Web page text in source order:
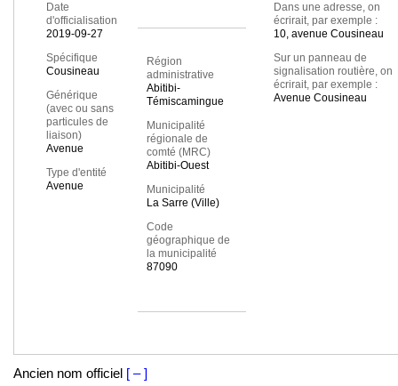
Date
d'officialisation
2019-09-27
Spécifique
Cousineau
Générique
(avec ou sans
particules de
liaison)
Avenue
Type d'entité
Avenue
Région
administrative
Abitibi-
Témiscamingue
Municipalité
régionale de
comté (MRC)
Abitibi-Ouest
Municipalité
La Sarre (Ville)
Code
géographique de
la municipalité
87090
Dans une adresse, on
écrirait, par exemple :
10, avenue Cousineau
Sur un panneau de
signalisation routière, on
écrirait, par exemple :
Avenue Cousineau
Ancien nom officiel [ – ]